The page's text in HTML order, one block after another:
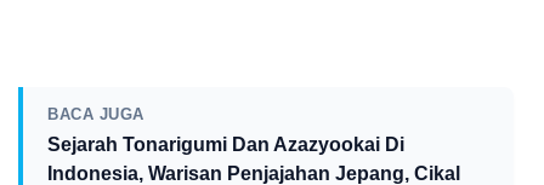
BACA JUGA
Sejarah Tonarigumi Dan Azazyookai Di
Indonesia, Warisan Penjajahan Jepang, Cikal